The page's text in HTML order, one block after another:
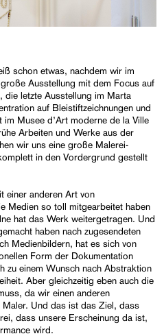
schon etwas, nachdem wir im
Ausstellung mit dem Focus auf
die letzte Ausstellung im Marta
auf Bleistiftzeichnungen und
Musee d’Art moderne de la Ville
Arbeiten und Werke aus der
wir uns eine große Malerei-
in den Vordergrund gestellt
einer anderen Art von
Medien so toll mitgearbeitet haben
hat das Werk weitergetragen. Und
haben nach zugesendeten
Medienbildern, hat es sich von
Form der Dokumentation
zu einem Wunsch nach Abstraktion
Aber gleichzeitig eben auch die
da wir einen anderen
Und das ist das Ziel, dass
dass unsere Erscheinung da ist,
wird.